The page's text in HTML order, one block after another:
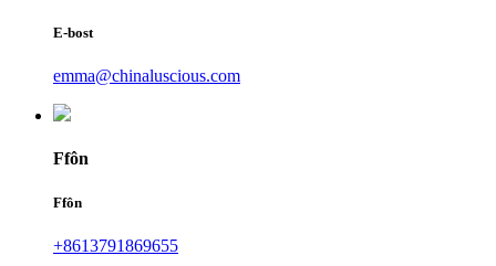
E-bost
emma@chinaluscious.com
Ffôn
Ffôn
+8613791869655